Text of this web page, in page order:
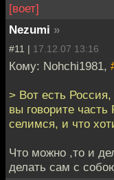
[воет]
Nezumi »
#11 | 17.12.07 13:16
Кому: Nohchi1981,
> Вот есть Россия,
вы говорите
селимся, и что
Что можно ,то и
делать сам с